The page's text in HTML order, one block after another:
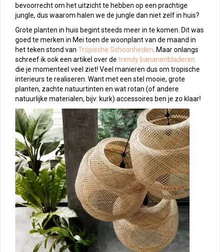
bevoorrecht om het uitzicht te hebben op een prachtige
jungle, dus waarom halen we de jungle dan niet zelf in huis?
Grote planten in huis begint steeds meer in te komen. Dit was
goed te merken in Mei toen de woonplant van de maand in
het teken stond van Tropische Schoonheden . Maar onlangs
schreef ik ook een artikel over de trendy bananenbladeren
die je momenteel veel ziet! Veel manieren dus om tropische
interieurs te realiseren. Want met een stel mooie, grote
planten, zachte natuurtinten en wat rotan (of andere
natuurlijke materialen, bijv: kurk) accessoires ben je zo klaar!